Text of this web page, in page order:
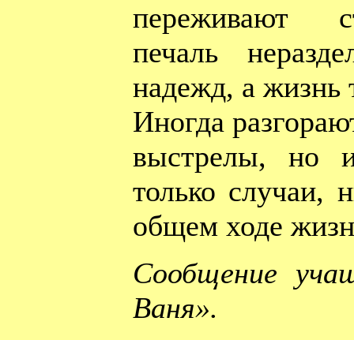
переживают
печаль
надежд, а жизнь
Иногда
выстрелы, но
только случаи,
общем ходе
Сообщение
Ваня».